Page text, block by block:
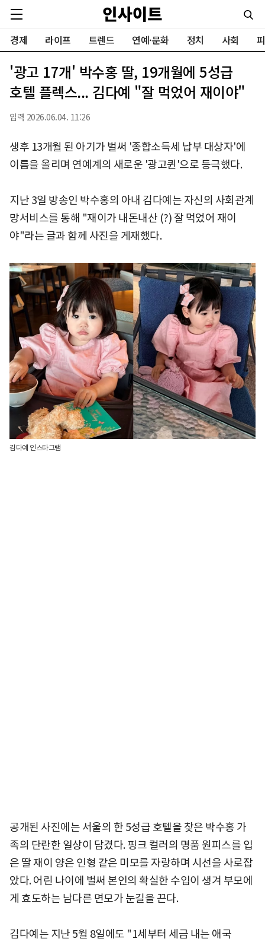
경제 라이프 트렌드 연예·문화 정치 사회
'광고 17개' 박수홍 딸, 19개월에 5성급
호텔 플렉스... 김다예 "잘 먹었어 재이야"
입력 2026.06.04. 11:26
생후 13개월 된 아기가 벌써 '종합소득세 납부 대상자'에
이름을 올리며 연예계의 새로운 '광고퀸'으로 등극했다.
지난 3일 방송인 박수홍의 아내 김다예는 자신의 사회관계
망서비스를 통해 "재이가 내돈내산 (?) 잘 먹었어 재이
야"라는 글과 함께 사진을 게재했다.
김다예 인스타그램
공개된 사진에는 서울의 한 5성급 호텔을 찾은 박수홍 가
족의 단란한 일상이 담겼다. 핑크 컬러의 명품 원피스를 입
은 딸 재이 양은 인형 같은 미모를 자랑하며 시선을 사로잡
았다. 어린 나이에 벌써 본인의 확실한 수입이 생겨 부모에
게 효도하는 남다른 면모가 눈길을 끈다.
김다예는 지난 5월 8일에도 "1세부터 세금 내는 애국